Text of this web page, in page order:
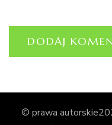
© prawa